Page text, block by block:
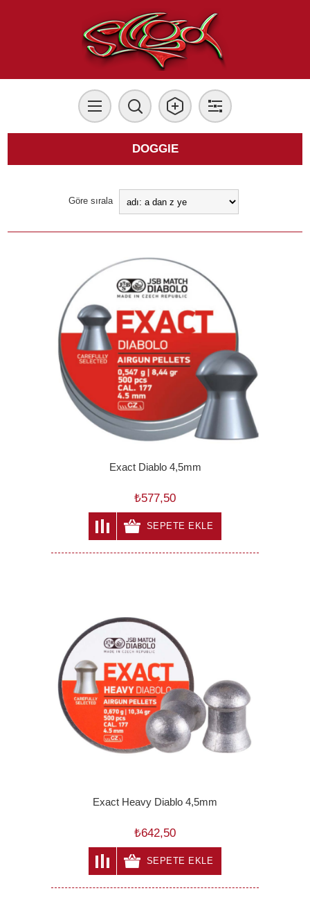
DOGGIE
Göre sırala
Exact Diablo 4,5mm
₺577,50
SEPETE EKLE
Exact Heavy Diablo 4,5mm
₺642,50
SEPETE EKLE